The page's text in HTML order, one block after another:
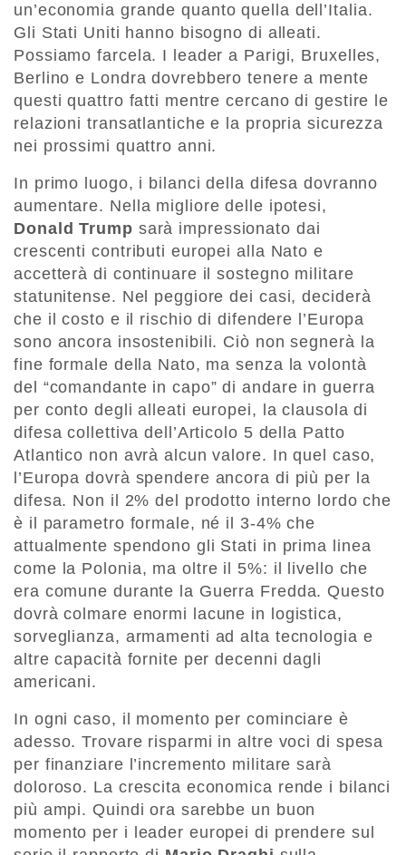
un’economia grande quanto quella dell’Italia.
Gli Stati Uniti hanno bisogno di alleati.
Possiamo farcela. I leader a Parigi, Bruxelles,
Berlino e Londra dovrebbero tenere a mente
questi quattro fatti mentre cercano di gestire le
relazioni transatlantiche e la propria sicurezza
nei prossimi quattro anni.
In primo luogo, i bilanci della difesa dovranno
aumentare. Nella migliore delle ipotesi,
Donald Trump sarà impressionato dai
crescenti contributi europei alla Nato e
accetterà di continuare il sostegno militare
statunitense. Nel peggiore dei casi, deciderà
che il costo e il rischio di difendere l’Europa
sono ancora insostenibili. Ciò non segnerà la
fine formale della Nato, ma senza la volontà
del “comandante in capo” di andare in guerra
per conto degli alleati europei, la clausola di
difesa collettiva dell’Articolo 5 della Patto
Atlantico non avrà alcun valore. In quel caso,
l’Europa dovrà spendere ancora di più per la
difesa. Non il 2% del prodotto interno lordo che
è il parametro formale, né il 3-4% che
attualmente spendono gli Stati in prima linea
come la Polonia, ma oltre il 5%: il livello che
era comune durante la Guerra Fredda. Questo
dovrà colmare enormi lacune in logistica,
sorveglianza, armamenti ad alta tecnologia e
altre capacità fornite per decenni dagli
americani.
In ogni caso, il momento per cominciare è
adesso. Trovare risparmi in altre voci di spesa
per finanziare l’incremento militare sarà
doloroso. La crescita economica rende i bilanci
più ampi. Quindi ora sarebbe un buon
momento per i leader europei di prendere sul